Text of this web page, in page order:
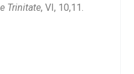
Trinitate, VI, 10,11.